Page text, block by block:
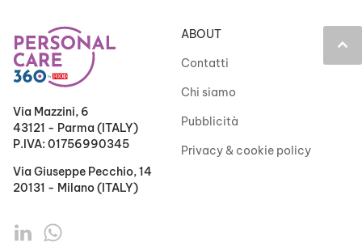
keyboard_arrow_up
Via Mazzini, 6
43121 - Parma (ITALY)
P.IVA: 01756990345
Via Giuseppe Pecchio, 14
20131 - Milano (ITALY)
ABOUT
Contatti
Chi siamo
Pubblicità
Privacy & cookie policy